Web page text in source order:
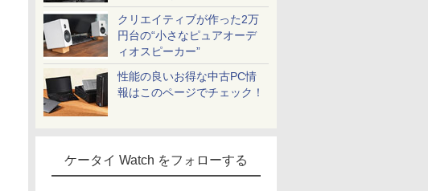
クリエイティブが作った2万
円台の“小さなピュアオーデ
ィオスピーカー”
性能の良いお得な中古PC情
報はこのページでチェック！
ケータイ Watch をフォローする